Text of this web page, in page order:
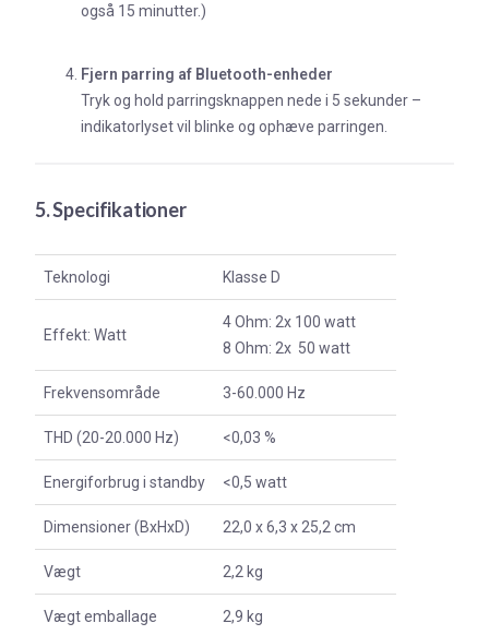
også 15 minutter.)
Fjern parring af Bluetooth-enheder
Tryk og hold parringsknappen nede i 5 sekunder –
indikatorlyset vil blinke og ophæve parringen.
5. Specifikationer
Teknologi Klasse D
Effekt: Watt
4 Ohm: 2x 100 watt
8 Ohm: 2x 50 watt
Frekvensområde 3-60.000 Hz
THD (20-20.000 Hz) <0,03 %
Energiforbrug i standby <0,5 watt
Dimensioner (BxHxD) 22,0 x 6,3 x 25,2 cm
Vægt 2,2 kg
Vægt emballage 2,9 kg